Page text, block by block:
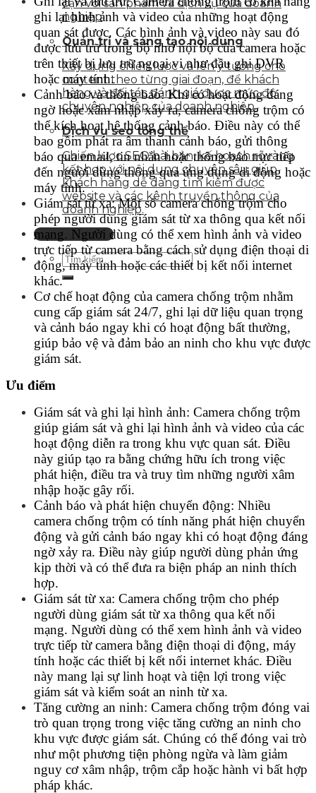
cận với sản phẩm và dịch vụ của doanh
nghiệp
Quản trị và sáng tạo nội dung
Xây dựng chiến lược và lên ý tưởng cho
content theo từng giai đoạn, để khách
hàng và đối tác đánh giá được mức độ
chuyên nghiệp của doanh nghiệp.
Dịch vụ seo tổng thể
Chiến lược SEO bài bản, kế hoạch rõ ràng
kết hợp với nội dung chuyên sâu giúp
khách hàng dễ dàng tìm kiếm được
website và các kênh truyền thông của
doanh nghiệp.
Liên hệ tư vấn
ghi lại hình ảnh và video của những hoạt động
quan sát được. Các hình ảnh và video này sau đó
được lưu trữ trong bộ nhớ nội bộ của camera hoặc
trên thiết bị lưu trữ ngoại vi như đầu ghi DVR
hoặc máy tính.
Cảnh báo và thông báo: Khi có hoạt động đáng
ngờ hoặc xâm nhập xảy ra, camera chống trộm có
thể kích hoạt hệ thống cảnh báo. Điều này có thể
bao gồm phát ra âm thanh cảnh báo, gửi thông
báo qua email, tin nhắn hoặc thông báo trực tiếp
đến người dùng thông qua ứng dụng di động hoặc
máy tính.
Giám sát từ xa: Một số camera chống trộm cho
phép người dùng giám sát từ xa thông qua kết nối
mạng. Người dùng có thể xem hình ảnh và video
trực tiếp từ camera bằng cách sử dụng điện thoại di
động, máy tính hoặc các thiết bị kết nối internet
khác.
Cơ chế hoạt động của camera chống trộm nhằm
cung cấp giám sát 24/7, ghi lại dữ liệu quan trọng
và cảnh báo ngay khi có hoạt động bất thường,
giúp bảo vệ và đảm bảo an ninh cho khu vực được
giám sát.
Ưu điểm
Giám sát và ghi lại hình ảnh: Camera chống trộm
giúp giám sát và ghi lại hình ảnh và video của các
hoạt động diễn ra trong khu vực quan sát. Điều
này giúp tạo ra bằng chứng hữu ích trong việc
phát hiện, điều tra và truy tìm những người xâm
nhập hoặc gây rối.
Cảnh báo và phát hiện chuyển động: Nhiều
camera chống trộm có tính năng phát hiện chuyển
động và gửi cảnh báo ngay khi có hoạt động đáng
ngờ xảy ra. Điều này giúp người dùng phản ứng
kịp thời và có thể đưa ra biện pháp an ninh thích
hợp.
Giám sát từ xa: Camera chống trộm cho phép
người dùng giám sát từ xa thông qua kết nối
mạng. Người dùng có thể xem hình ảnh và video
trực tiếp từ camera bằng điện thoại di động, máy
tính hoặc các thiết bị kết nối internet khác. Điều
này mang lại sự linh hoạt và tiện lợi trong việc
giám sát và kiểm soát an ninh từ xa.
Tăng cường an ninh: Camera chống trộm đóng vai
trò quan trọng trong việc tăng cường an ninh cho
khu vực được giám sát. Chúng có thể đóng vai trò
như một phương tiện phòng ngừa và làm giảm
nguy cơ xâm nhập, trộm cắp hoặc hành vi bất hợp
pháp khác.